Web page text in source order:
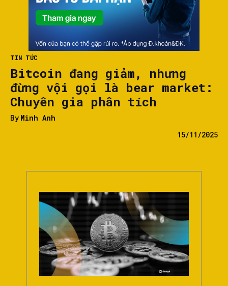
TIN TỨC
Bitcoin đang giảm, nhưng
đừng vội gọi là bear market:
Chuyên gia phân tích
By Minh Anh
15/11/2025